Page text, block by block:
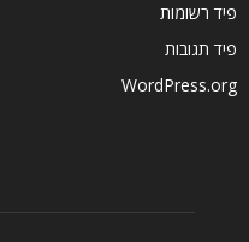
פיד רשומות
פיד תגובות
WordPress.org